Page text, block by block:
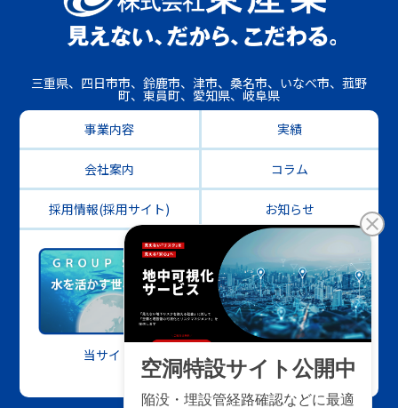
三重県、四日市市、鈴鹿市、津市、桑名市、いなべ市、菰野
町、東員町、愛知県、岐阜県
事業内容
実績
会社案内 コラム
採用情報(採用サイト) お知らせ
当サイトについて
プライバシー
サイトマップ